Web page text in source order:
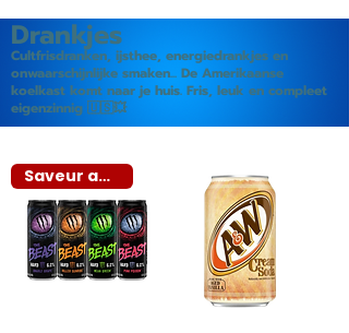
Drankjes
Cultfrisdranken, ijsthee, energiedrankjes en
onwaarschijnlijke smaken... De Amerikaanse
koelkast komt naar je huis. Fris, leuk en compleet
eigenzinnig 🇺🇸💥
Saveur au choix